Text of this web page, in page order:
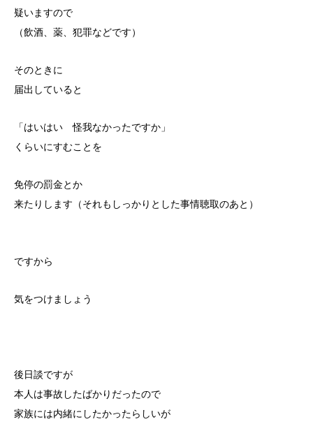
疑いますので
（飲酒、薬、犯罪などです）
そのときに
届出していると
「はいはい 怪我なかったですか」
くらいにすむことを
免停の罰金とか
来たりします（それもしっかりとした事情聴取のあと）
ですから
気をつけましょう
後日談ですが
本人は事故したばかりだったので
家族には内緒にしたかったらしいが